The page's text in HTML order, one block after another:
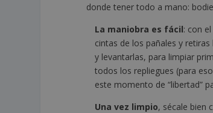
donde tener todo a mano:
La maniobra es fácil: con
cintas de los pañales y
y levantarlas, para limpiar
todos los repliegues (para
este momento de “libertad”
Una vez limpio, sécale bien